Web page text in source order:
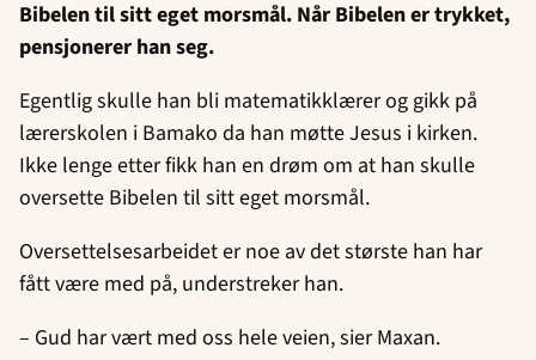
Bibelen til sitt eget morsmål. Når Bibelen er trykket,
pensjonerer han seg.
Egentlig skulle han bli matematikklærer og gikk på
lærerskolen i Bamako da han møtte Jesus i kirken.
Ikke lenge etter fikk han en drøm om at han skulle
oversette Bibelen til sitt eget morsmål.
Oversettelsesarbeidet er noe av det største han har
fått være med på, understreker han.
– Gud har vært med oss hele veien, sier Maxan.